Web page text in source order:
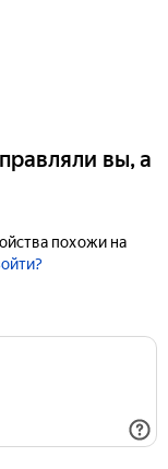
вы, а
похожи на